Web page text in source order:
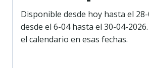
Disponible desde hoy hasta el
desde el 6-04 hasta el 30-04-
el calendario en esas fechas.